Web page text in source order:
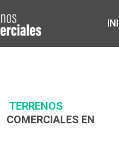
TERRENOS
COMERCIALES EN